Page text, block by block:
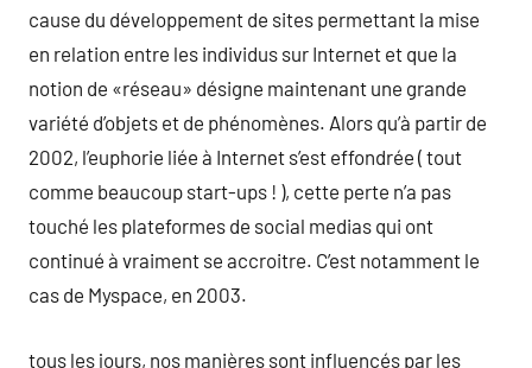
cause du développement de sites permettant la mise
en relation entre les individus sur Internet et que la
notion de «réseau» désigne maintenant une grande
variété d’objets et de phénomènes. Alors qu’à partir de
2002, l’euphorie liée à Internet s’est effondrée ( tout
comme beaucoup start-ups ! ), cette perte n’a pas
touché les plateformes de social medias qui ont
continué à vraiment se accroitre. C’est notamment le
cas de Myspace, en 2003.
tous les jours, nos manières sont influencés par les